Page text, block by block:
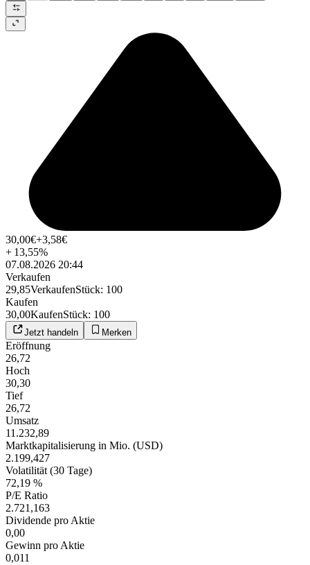
30,00€+3,58€
+ 13,55%
07.08.2026 20:44
Verkaufen
29,85VerkaufenStück: 100
Kaufen
30,00KaufenStück: 100
Jetzt handeln Merken
Eröffnung
26,72
Hoch
30,30
Tief
26,72
Umsatz
11.232,89
Marktkapitalisierung in Mio. (USD)
2.199,427
Volatilität (30 Tage)
72,19 %
P/E Ratio
2.721,163
Dividende pro Aktie
0,00
Gewinn pro Aktie
0,011